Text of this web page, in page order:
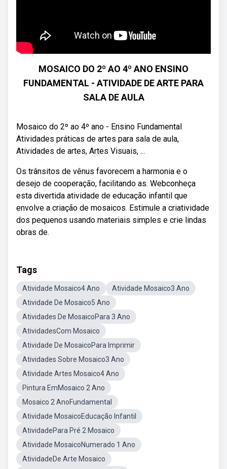
MOSAICO DO 2º AO 4º ANO ENSINO
FUNDAMENTAL - ATIVIDADE DE ARTE PARA
SALA DE AULA
Mosaico do 2º ao 4º ano - Ensino Fundamental
Atividades práticas de artes para sala de aula,
Atividades de artes, Artes Visuais, ...
Os trânsitos de vênus favorecem a harmonia e o
desejo de cooperação, facilitando as. Webconheça
esta divertida atividade de educação infantil que
envolve a criação de mosaicos. Estimule a criatividade
dos pequenos usando materiais simples e crie lindas
obras de.
Tags
Atividade Mosaico4 Ano
Atividade Mosaico3 Ano
Atividade De Mosaico5 Ano
Atividades De MosaicoPara 3 Ano
AtividadesCom Mosaico
Atividade De MosaicoPara Imprimir
Atividades Sobre Mosaico3 Ano
Atividade Artes Mosaico4 Ano
Pintura EmMosaico 2 Ano
Mosaico 2 AnoFundamental
Atividade MosaicoEducação Infantil
AtividadePara Pré 2 Mosaico
Atividade MosaicoNumerado 1 Ano
AtividadeDe Arte Mosaico